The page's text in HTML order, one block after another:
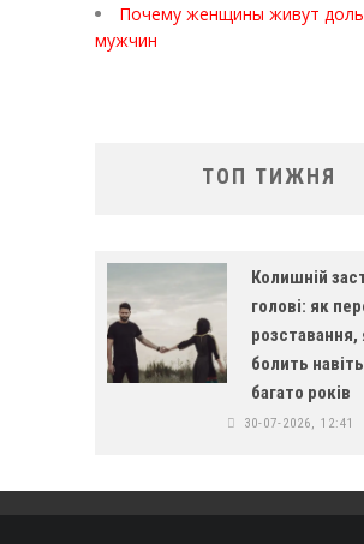
Почему женщины живут
мужчин
ТОП ТИЖНЯ
Колишній
голові: як
розставання,
болить
багато років
30-07-2026, 12:41